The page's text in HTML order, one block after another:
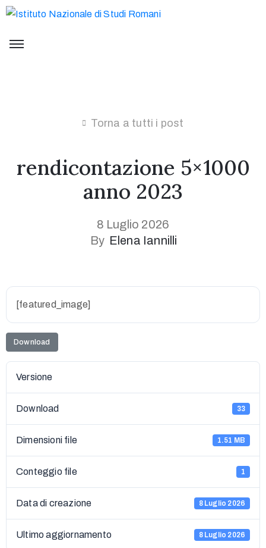
Torna a tutti i post
rendicontazione 5×1000
anno 2023
8 Luglio 2026
By Elena Iannilli
[featured_image]
Download
Versione
Download 33
Dimensioni file 1.51 MB
Conteggio file 1
Data di creazione 8 Luglio 2026
Ultimo aggiornamento 8 Luglio 2026